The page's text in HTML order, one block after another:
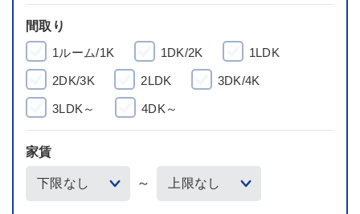
間取り
1ルーム/1K
1DK/2K 1LDK
2DK/3K 2LDK 3DK/4K
3LDK～ 4DK～
家賃
～